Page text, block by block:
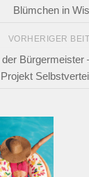
Blümchen in
VORHERIGER
Bürgermeister